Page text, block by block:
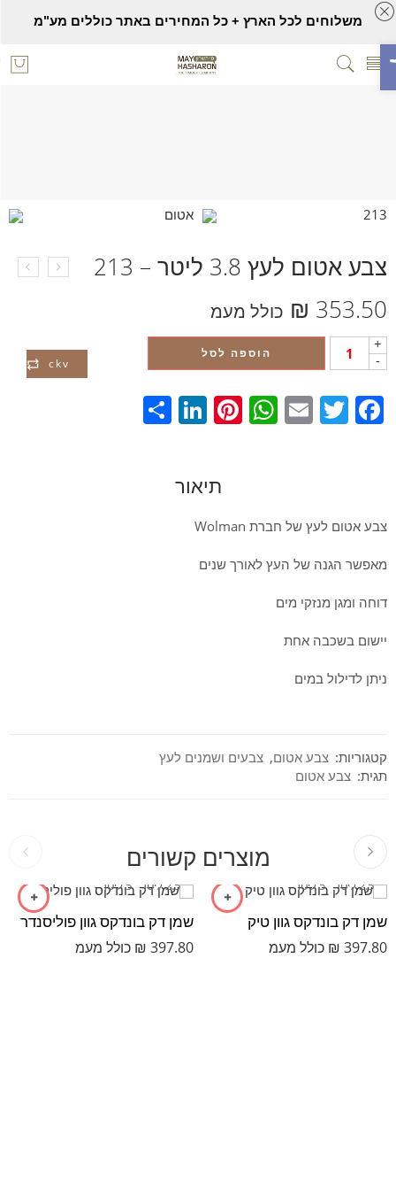
סרגל נגישות
משלוחים לכל הארץ + כל המחירים באתר כוללים מע"מ
צבע אטום לעץ 3.8 ליטר – 213
353.50
₪ כולל מעמ
+
-
הוספה לסל
ckv
Facebook
Twitter
Email
WhatsApp
Pinterest
LinkedIn
תיאור
צבע אטום לעץ של חברת Wolman
מאפשר הגנה של העץ לאורך שנים
דוחה ומגן מנזקי מים
יישום בשכבה אחת
ניתן לדילול במים
קטגוריות: צבע אטום, צבעים ושמנים לעץ
תגית: צבע אטום
מוצרים קשורים
2.5 ליטר 5 ליטר
שמן דק בונדקס גוון טיק
397.80
₪ כולל מעמ
2.5 ליטר 5 ליטר
שמן דק בונדקס גוון פוליסנדר
397.80
₪ כולל מעמ